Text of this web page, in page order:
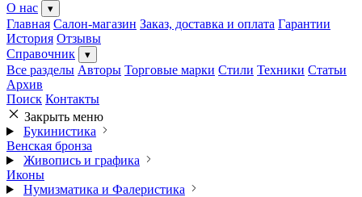
О нас
▾
Главная Салон-магазин Заказ, доставка и оплата Гарантии
История Отзывы
Справочник
▾
Все разделы Авторы Торговые марки Стили Техники Статьи
Архив
Поиск Контакты
Закрыть меню
Букинистика
Венская бронза
Живопись и графика
Иконы
Нумизматика и Фалеристика